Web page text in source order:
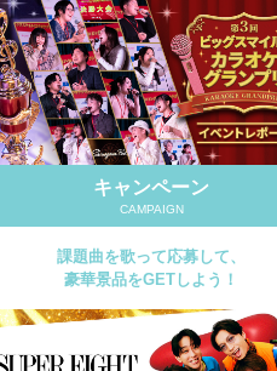
キャンペーン
CAMPAIGN
課題曲を歌って応募して、
豪華景品をGETしよう！